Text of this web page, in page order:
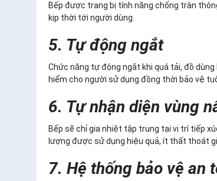
Bếp được trang bị tính năng chống tràn
kịp thời tới người dùng.
5. Tự động ngắt
Chức năng tự động ngắt khi quá tải, đồ
hiểm cho người sử dụng đồng thời bảo vệ
6. Tự nhận diện vùng
Bếp sẽ chỉ gia nhiệt tập trung tại vị trí tiếp
lượng được sử dụng hiệu quả, ít thất thoát
7. Hệ thống bảo vệ an